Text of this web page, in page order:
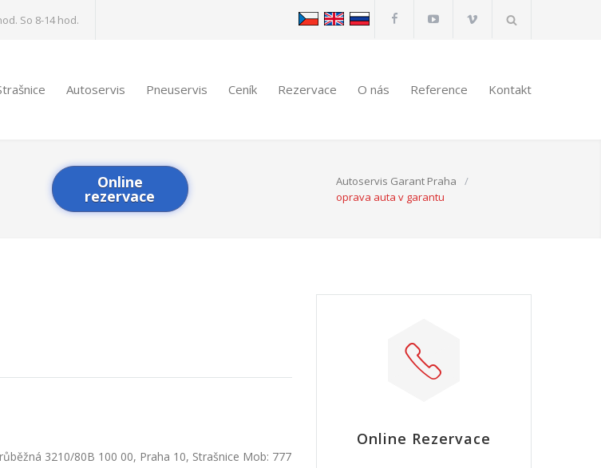
So 8-14 hod.
Autoservis Pneuservis Ceník Rezervace O nás Reference Kontakt
Online
rezervace
Autoservis Garant Praha
/
oprava auta v garantu
3210/80B 100 00, Praha 10, Strašnice Mob: 777
Online Rezervace